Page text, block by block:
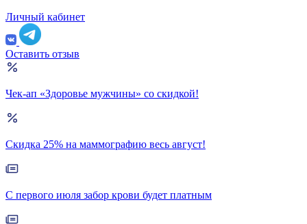
Личный кабинет
Оставить отзыв
Чек-ап «Здоровье мужчины» со скидкой!
Скидка 25% на маммографию весь август!
С первого июля забор крови будет платным